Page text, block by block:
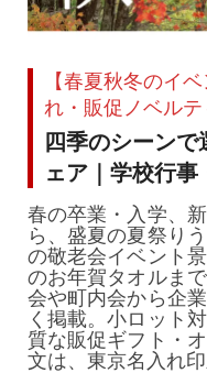
【春夏秋冬のイ
れ・販促ノベル
四季のシーン
ェア｜学校行事
春の卒業・入学、
ら、盛夏の夏祭り
の敬老会イベント
のお年賀タオルま
会や町内会から企
く掲載。小ロット
質な販促ギフト・
文は、東京名入れ